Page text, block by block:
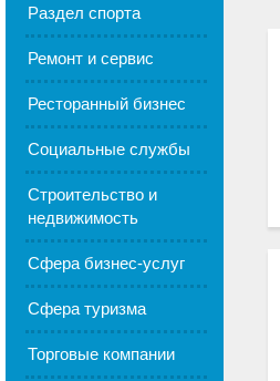
Раздел спорта
Ремонт и сервис
Ресторанный бизнес
Социальные службы
Строительство и
недвижимость
Сфера бизнес-услуг
Сфера туризма
Торговые компании